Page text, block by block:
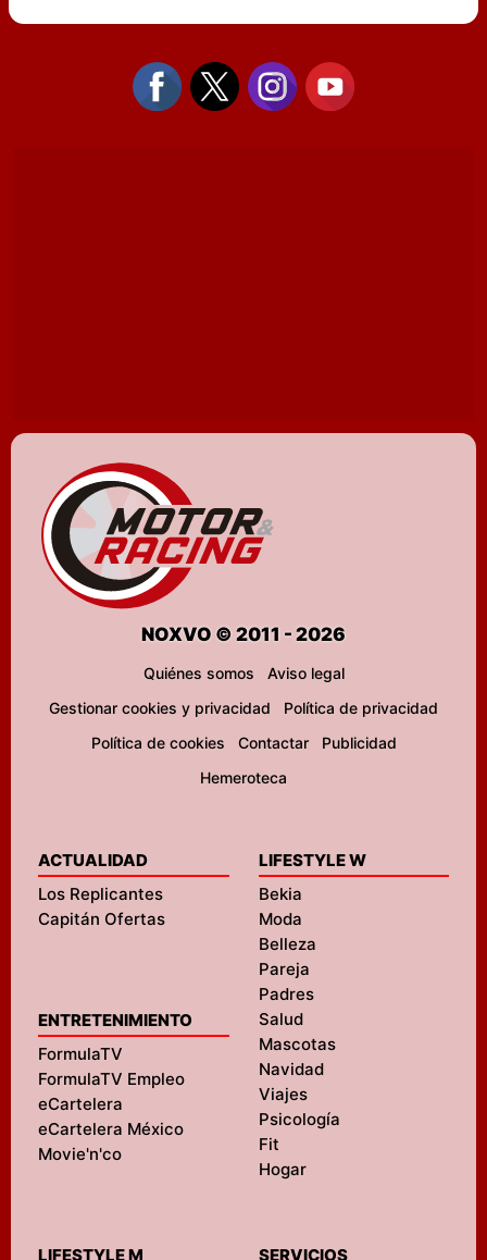
NOXVO © 2011 - 2026
Quiénes somos
Aviso legal
Gestionar cookies y privacidad
Política de privacidad
Política de cookies
Contactar
Publicidad
Hemeroteca
ACTUALIDAD
Los Replicantes
Capitán Ofertas
ENTRETENIMIENTO
FormulaTV
FormulaTV Empleo
eCartelera
eCartelera México
Movie'n'co
LIFESTYLE W
Bekia
Moda
Belleza
Pareja
Padres
Salud
Mascotas
Navidad
Viajes
Psicología
Fit
Hogar
LIFESTYLE M SERVICIOS